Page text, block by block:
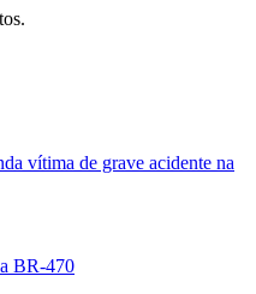
vítima de grave acidente na
BR-470